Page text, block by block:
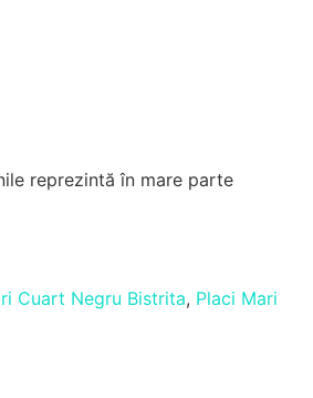
reprezintă în mare parte
Cuart Negru Bistrita, Placi Mari